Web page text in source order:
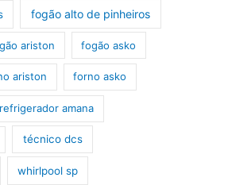
fogão alto de pinheiros
ariston fogão asko
ariston forno asko
refrigerador amana
técnico dcs
whirlpool sp